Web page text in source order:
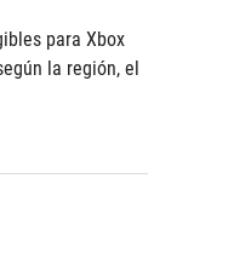
para Xbox
la región, el